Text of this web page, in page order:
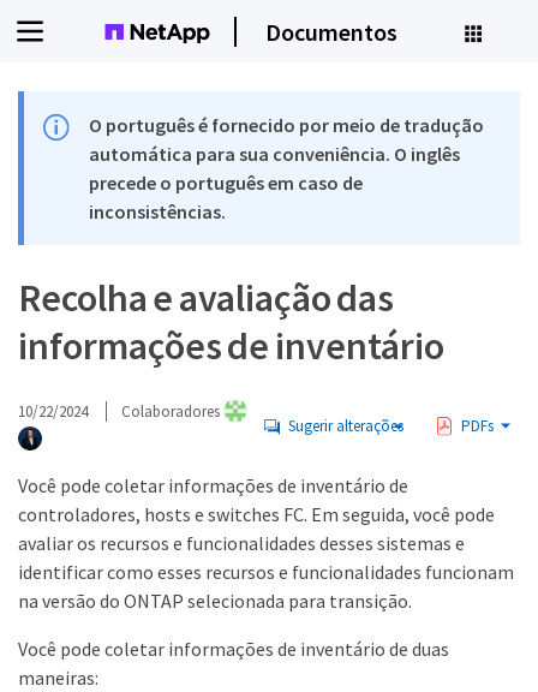
Documentos
O português é fornecido por meio de tradução
automática para sua conveniência. O inglês
precede o português em caso de
inconsistências.
Recolha e avaliação das
informações de inventário
10/22/2024 Colaboradores
Sugerir alterações PDFs
Você pode coletar informações de inventário de
controladores, hosts e switches FC. Em seguida, você pode
avaliar os recursos e funcionalidades desses sistemas e
identificar como esses recursos e funcionalidades funcionam
na versão do ONTAP selecionada para transição.
Você pode coletar informações de inventário de duas
maneiras: